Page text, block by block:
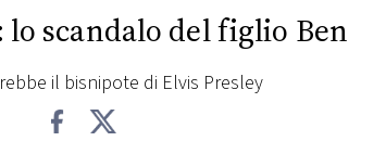
lo scandalo del figlio Ben
il bisnipote di Elvis Presley